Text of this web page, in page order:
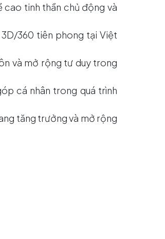
tinh thần chủ động và
360 tiên phong tại Việt
và mở rộng tư duy trong
cá nhân trong quá trình
tăng trưởng và mở rộng